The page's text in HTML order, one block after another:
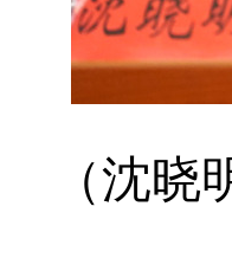
（沈晓